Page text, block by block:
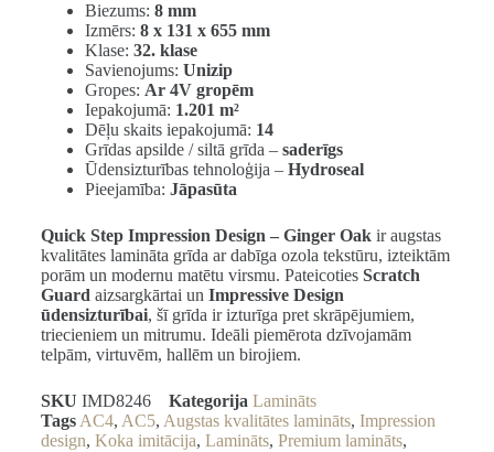
Biezums: 8 mm
Izmērs: 8 x 131 x 655 mm
Klase: 32. klase
Savienojums: Unizip
Gropes: Ar 4V gropēm
Iepakojumā: 1.201 m²
Dēļu skaits iepakojumā: 14
Grīdas apsilde / siltā grīda – saderīgs
Ūdensizturības tehnoloģija – Hydroseal
Pieejamība: Jāpasūta
Quick Step Impression Design – Ginger Oakir augstas
kvalitātes lamināta grīda ar dabīga ozola tekstūru, izteiktām
porām un modernu matētu virsmu. Pateicoties Scratch
Guardaizsargkārtai un Impressive Design
ūdensizturībai, šī grīda ir izturīga pret skrāpējumiem,
triecieniem un mitrumu. Ideāli piemērota dzīvojamām
telpām, virtuvēm, hallēm un birojiem.
SKU IMD8246 Kategorija Lamināts
TagsAC4, AC5, Augstas kvalitātes lamināts, Impression
design, Koka imitācija, Lamināts, Premium lamināts,